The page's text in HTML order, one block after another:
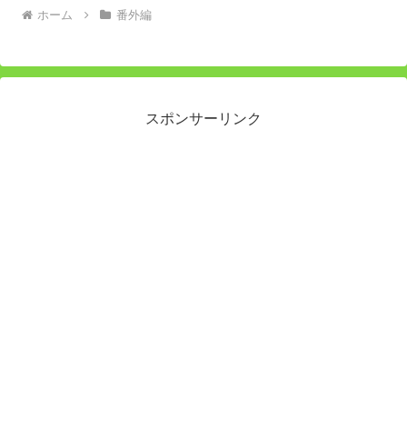
ホーム 番外編
スポンサーリンク